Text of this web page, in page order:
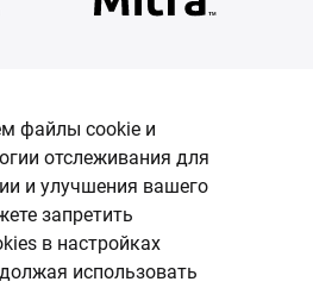
файлы cookie и
отслеживания для
и улучшения вашего
запретить
в настройках
использовать